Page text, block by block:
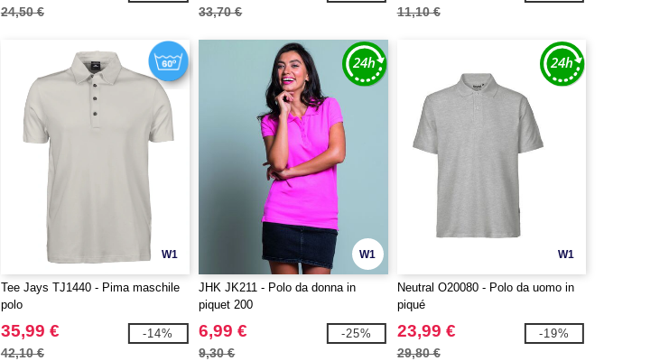
24,50 € 33,70 € 11,10 €
W1
Tee Jays TJ1440 - Pima maschile
polo
35,99 €
42,10 €
-14%
W1
JHK JK211 - Polo da donna in
piquet 200
6,99 €
9,30 €
-25%
W1
Neutral O20080 - Polo da uomo in
piqué
23,99 €
29,80 €
-19%